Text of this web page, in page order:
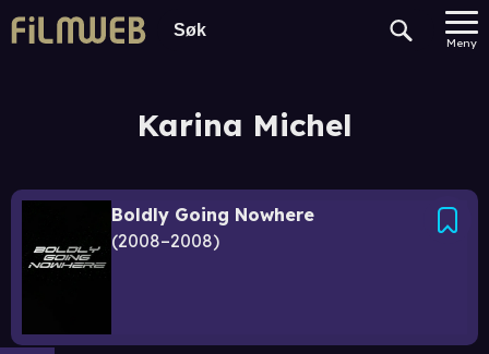
Meny
Karina Michel
Boldly Going Nowhere
2008–2008